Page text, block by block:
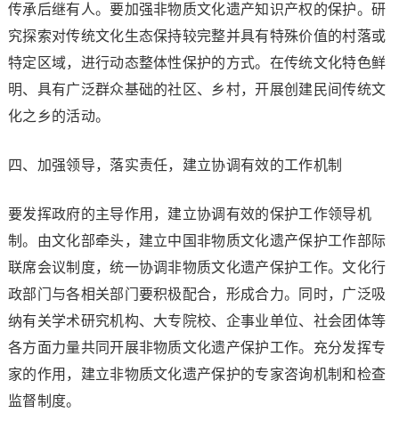
传承后继有人。要加强非物质文化遗产知识产权的保护。研
究探索对传统文化生态保持较完整并具有特殊价值的村落或
特定区域，进行动态整体性保护的方式。在传统文化特色鲜
明、具有广泛群众基础的社区、乡村，开展创建民间传统文
化之乡的活动。
四、加强领导，落实责任，建立协调有效的工作机制
要发挥政府的主导作用，建立协调有效的保护工作领导机
制。由文化部牵头，建立中国非物质文化遗产保护工作部际
联席会议制度，统一协调非物质文化遗产保护工作。文化行
政部门与各相关部门要积极配合，形成合力。同时，广泛吸
纳有关学术研究机构、大专院校、企事业单位、社会团体等
各方面力量共同开展非物质文化遗产保护工作。充分发挥专
家的作用，建立非物质文化遗产保护的专家咨询机制和检查
监督制度。